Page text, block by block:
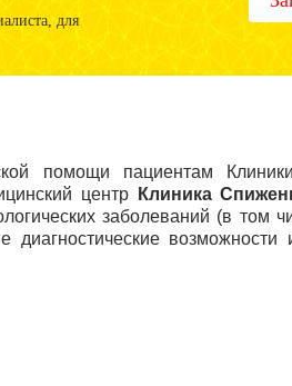
для
помощи пациентам
центр Клиника
заболеваний (в том
диагностические возможности